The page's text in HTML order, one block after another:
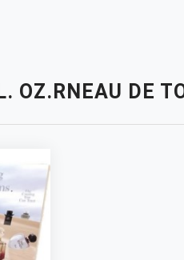
OZ.RNEAU DE